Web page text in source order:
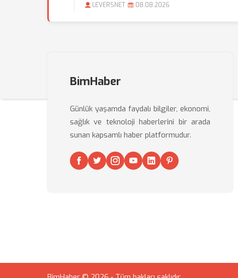
LEVERSNET 08.08.2026
BimHaber
Günlük yaşamda faydalı bilgiler, ekonomi,
sağlık ve teknoloji haberlerini bir arada
sunan kapsamlı haber platformudur.